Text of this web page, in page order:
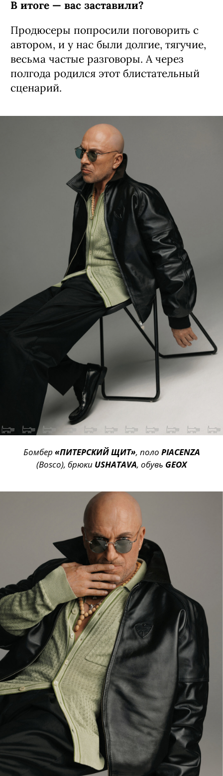
В итоге — вас заставили?
Продюсеры попросили поговорить с
ав­тором, и у нас были долгие, тягучие,
весьма частые разговоры. А через
полго­да родился этот блистательный
сценарий.
Бомбер «ПИТЕРСКИЙ ЩИТ», поло PIACENZA
(Bosco), брюки USHATAVA, обувь GEOX